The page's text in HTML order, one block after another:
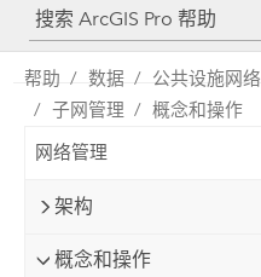
Python
SDK
帮助 数据 公共设施网络
子网管理
概念和操作
网络管理
架构
概念和操作